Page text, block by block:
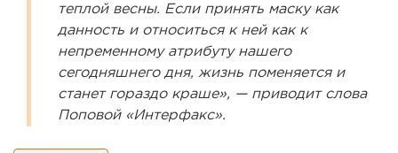
теплой весны. Если принять маску как
данность и относиться к ней как к
непременному атрибуту нашего
сегодняшнего дня, жизнь поменяется и
станет гораздо краше», — приводит слова
Поповой «Интерфакс».